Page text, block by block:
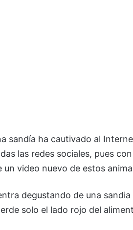
sandía ha cautivado al
las redes sociales, pues con
video nuevo de estos
degustando de una sandia
solo el lado rojo del